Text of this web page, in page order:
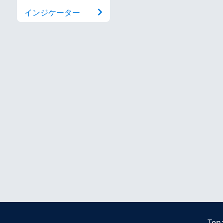
インジケーター